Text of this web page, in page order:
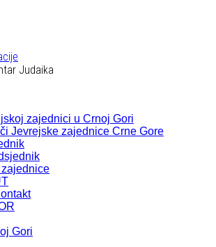
Judaika
zajednici u Crnoj Gori
Jevrejske zajednice Crne Gore
Gori